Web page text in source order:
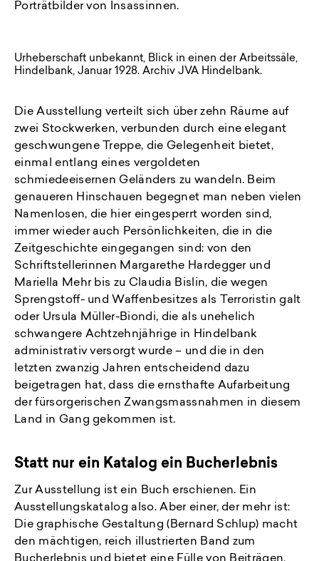
Porträtbilder von Insassinnen.
Urheberschaft unbekannt, Blick in einen der Arbeitssäle,
Hindelbank, Januar 1928. Archiv JVA Hindelbank.
Die Ausstellung verteilt sich über zehn Räume auf
zwei Stockwerken, verbunden durch eine elegant
geschwungene Treppe, die Gelegenheit bietet,
einmal entlang eines vergoldeten
schmiedeeisernen Geländers zu wandeln. Beim
genaueren Hinschauen begegnet man neben vielen
Namenlosen, die hier eingesperrt worden sind,
immer wieder auch Persönlichkeiten, die in die
Zeitgeschichte eingegangen sind: von den
Schriftstellerinnen Margarethe Hardegger und
Mariella Mehr bis zu Claudia Bislin, die wegen
Sprengstoff- und Waffenbesitzes als Terroristin galt
oder Ursula Müller-Biondi, die als unehelich
schwangere Achtzehnjährige in Hindelbank
administrativ versorgt wurde – und die in den
letzten zwanzig Jahren entscheidend dazu
beigetragen hat, dass die ernsthafte Aufarbeitung
der fürsorgerischen Zwangsmassnahmen in diesem
Land in Gang gekommen ist.
Statt nur ein Katalog ein Bucherlebnis
Zur Ausstellung ist ein Buch erschienen. Ein
Ausstellungskatalog also. Aber einer, der mehr ist:
Die graphische Gestaltung (Bernard Schlup) macht
den mächtigen, reich illustrierten Band zum